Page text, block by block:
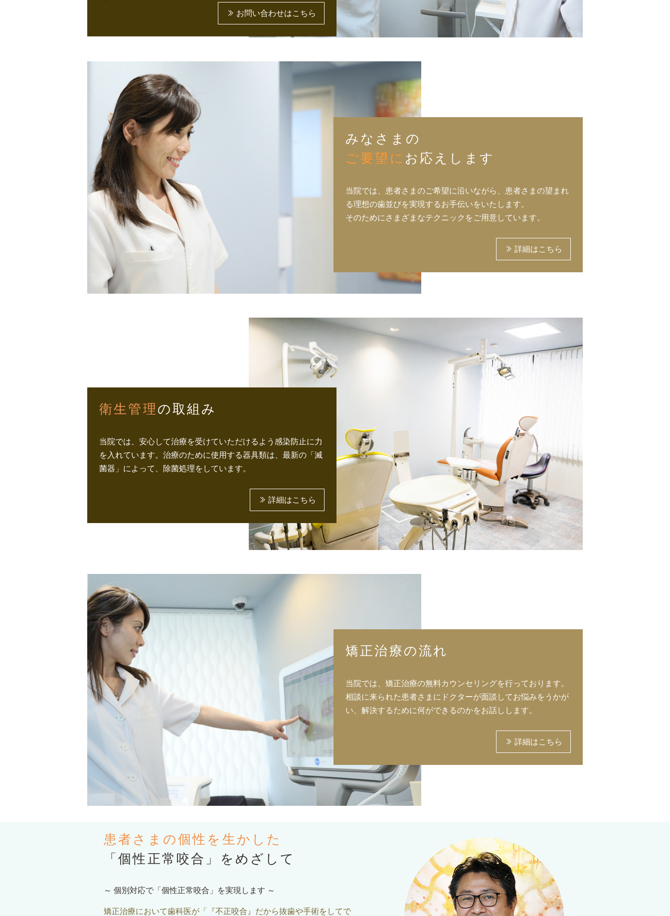
お問い合わせはこちら
みなさまの
ご要望に お応えします
当院では、患者さまのご希望に沿いながら、患者さまの望まれ
る理想の歯並びを実現するお手伝いをいたします。
そのためにさまざまなテクニックをご用意しています。
詳細はこちら
衛生管理 の取組み
当院では、安心して治療を受けていただけるよう感染防止に力
を入れています。治療のために使用する器具類は、最新の「滅
菌器」によって、除菌処理をしています。
詳細はこちら
矯正治療の流れ
当院では、矯正治療の無料カウンセリングを行っております。
相談に来られた患者さまにドクターが面談してお悩みをうかが
い、解決するために何ができるのかをお話しします。
詳細はこちら
患者さまの個性を生かした
「個性正常咬合」をめざして
～ 個別対応で「個性正常咬合」を実現します ～
矯正治療において歯科医が「『不正咬合』だから抜歯や手術をしてで